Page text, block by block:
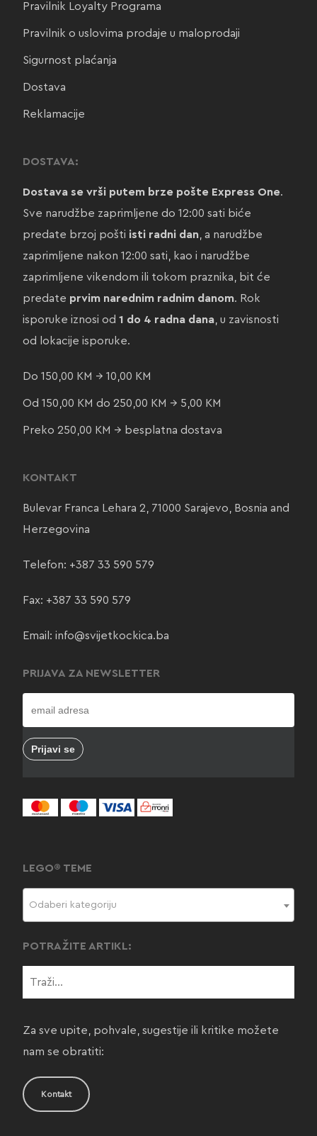
Pravilnik Loyalty Programa
Pravilnik o uslovima prodaje u maloprodaji
Sigurnost plaćanja
Dostava
Reklamacije
DOSTAVA:
Dostava se vrši putem brze pošte Express One.
Sve narudžbe zaprimljene do 12:00 sati biće
predate brzoj pošti isti radni dan, a narudžbe
zaprimljene nakon 12:00 sati, kao i narudžbe
zaprimljene vikendom ili tokom praznika, bit će
predate prvim narednim radnim danom. Rok
isporuke iznosi od 1 do 4 radna dana, u zavisnosti
od lokacije isporuke.
Do 150,00 KM → 10,00 KM
Od 150,00 KM do 250,00 KM → 5,00 KM
Preko 250,00 KM → besplatna dostava
KONTAKT
Bulevar Franca Lehara 2, 71000 Sarajevo, Bosnia and
Herzegovina
Telefon: +387 33 590 579
Fax: +387 33 590 579
Email: info@svijetkockica.ba
PRIJAVA ZA NEWSLETTER
LEGO® TEME
Odaberi kategoriju
POTRAŽITE ARTIKL:
Za sve upite, pohvale, sugestije ili kritike možete
nam se obratiti:
Kontakt